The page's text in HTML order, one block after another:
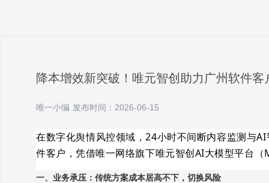
降本增效新突破！唯元智创助力广州软件
唯一小编 发布时间：2026-06-15
在数字化舆情风控领域，24小时不间断内容监测与
件客户，凭借唯一网络旗下唯元智创AI大模型平台
一、业务承压：传统方案成本居高不下，切换风险